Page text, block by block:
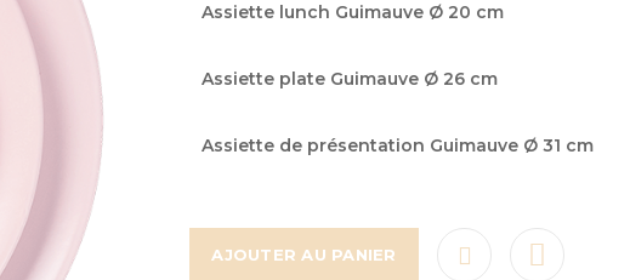
du
groupé
Assiette lunch Guimauve Ø 20 cm
Assiette plate Guimauve Ø 26 cm
Assiette de présentation Guimauve Ø 31 cm
AJOUTER AU PANIER